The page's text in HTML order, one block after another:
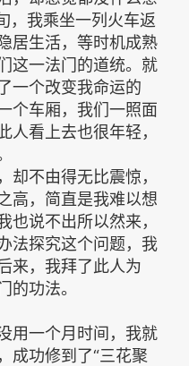
，我乘坐一列火车返
居生活，等时机成熟
这一法门的道统。就
一个改变我命运的
个车厢，我们一照面
人看上去也很年轻，
却不由得无比震惊，
高，简直是我难以想
也说不出所以然来，
法探究这个问题，我
来，我拜了此人为
的功法。
用一个月时间，我就
成功修到了“三花聚